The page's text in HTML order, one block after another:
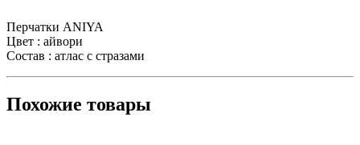
Перчатки ANIYA
Цвет : айвори
Состав : атлас с стразами
Похожие товары